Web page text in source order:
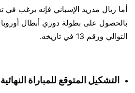
أما ريال مدريد الإسباني فإنه يرغب في
بالحصول على بطولة دوري أبطال أوروبا
التوالي ورقم 13 في تاريخه.
التشكيل المتوقع للمباراة النهائية